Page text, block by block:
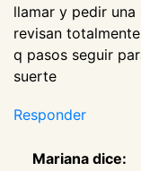
llamar y pedir
revisan
q pasos seguir
suerte
Responder
Mariana dice: